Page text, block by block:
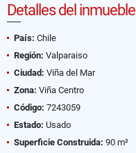
Detalles del inmueble
País: Chile
Región: Valparaiso
Ciudad: Viña del Mar
Zona: Viña Centro
Código: 7243059
Estado: Usado
Superficie Construida: 90 m²